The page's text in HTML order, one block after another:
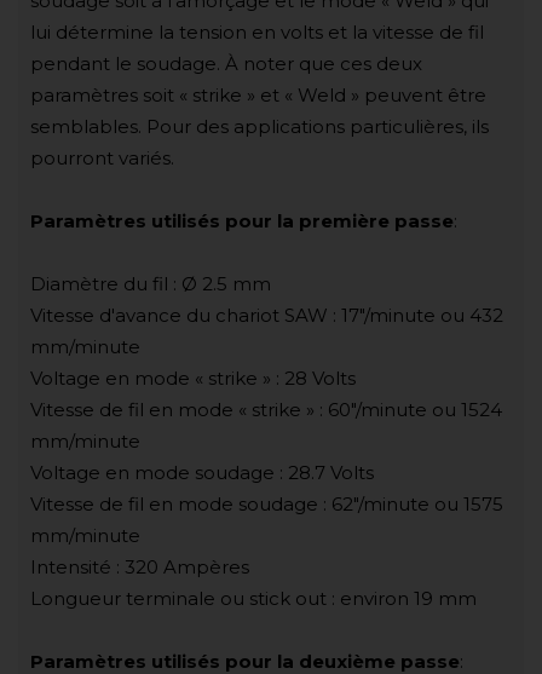
lui détermine la tension en volts et la vitesse de fil
pendant le soudage. À noter que ces deux
paramètres soit « strike » et « Weld » peuvent être
semblables. Pour des applications particulières, ils
pourront variés.
Paramètres utilisés pour la première passe:
Diamètre du fil : Ø 2.5 mm
Vitesse d'avance du chariot SAW : 17"/minute ou 432
mm/minute
Voltage en mode « strike » : 28 Volts
Vitesse de fil en mode « strike » : 60"/minute ou 1524
mm/minute
Voltage en mode soudage : 28.7 Volts
Vitesse de fil en mode soudage : 62"/minute ou 1575
mm/minute
Intensité : 320 Ampères
Longueur terminale ou stick out : environ 19 mm
Paramètres utilisés pour la deuxième passe: